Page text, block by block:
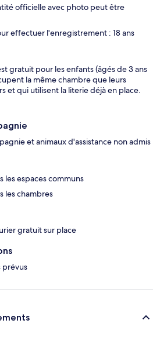
officielle avec photo peut être
effectuer l'enregistrement : 18 ans
gratuit pour les enfants (âgés de 3 ans
la même chambre que leurs
et qui utilisent la literie déjà en place.
et animaux d'assistance non admis
les espaces communs
les chambres
gratuit sur place
prévus